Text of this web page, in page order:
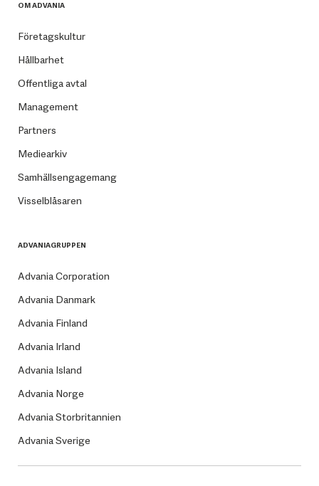
OM ADVANIA
Företagskultur
Hållbarhet
Offentliga avtal
Management
Partners
Mediearkiv
Samhällsengagemang
Visselblåsaren
ADVANIAGRUPPEN
Advania Corporation
Advania Danmark
Advania Finland
Advania Irland
Advania Island
Advania Norge
Advania Storbritannien
Advania Sverige